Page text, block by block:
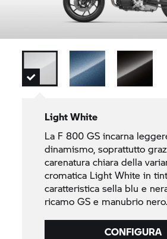
Light White
La F 800 GSincarna
dinamismo, soprattutto
carenatura chiara della
cromatica Light White in
caratteristica sella blu e
ricamo GS e manubrio nero.
CONFIGURA